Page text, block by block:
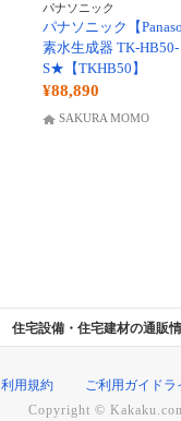
パナソニック
パナソニック【
素水生成器 TK-HB50-
S★【TKHB50】
¥88,890
SAKURA MOMO
住宅設備・住宅建材の通販
利用規約 ご利用ガイドラ
Copyright ©